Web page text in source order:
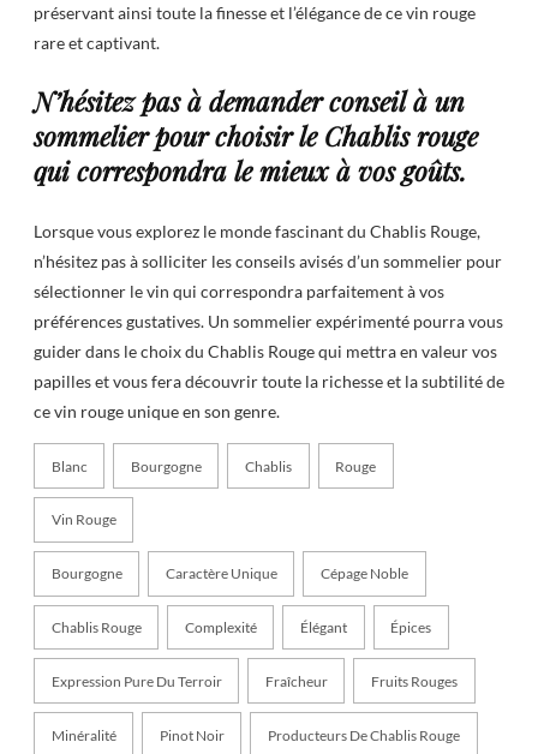
préservant ainsi toute la finesse et l’élégance de ce vin rouge
rare et captivant.
N’hésitez pas à demander conseil à un
sommelier pour choisir le Chablis rouge
qui correspondra le mieux à vos goûts.
Lorsque vous explorez le monde fascinant du Chablis Rouge,
n’hésitez pas à solliciter les conseils avisés d’un sommelier pour
sélectionner le vin qui correspondra parfaitement à vos
préférences gustatives. Un sommelier expérimenté pourra vous
guider dans le choix du Chablis Rouge qui mettra en valeur vos
papilles et vous fera découvrir toute la richesse et la subtilité de
ce vin rouge unique en son genre.
Blanc Bourgogne Chablis Rouge
Vin Rouge
Bourgogne Caractère Unique Cépage Noble
Chablis Rouge Complexité Élégant Épices
Expression Pure Du Terroir Fraîcheur Fruits Rouges
Minéralité Pinot Noir Producteurs De Chablis Rouge